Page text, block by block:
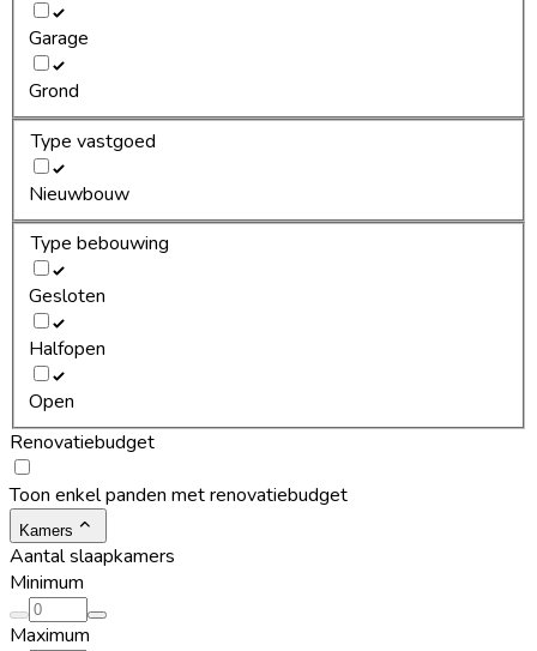
Garage
Grond
Type vastgoed
Nieuwbouw
Type bebouwing
Gesloten
Halfopen
Open
Renovatiebudget
Toon enkel panden met renovatiebudget
Kamers
Aantal slaapkamers
Minimum
Maximum